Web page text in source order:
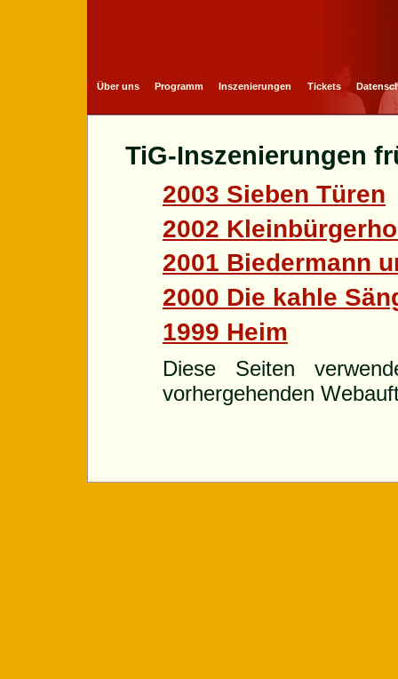
Über uns Programm Inszenierungen Tickets
TiG-Inszenierungen
2003 Sieben Türen
2002
2001 Biedermann
2000 Die kahle
1999 Heim
Diese Seiten
vorhergehenden